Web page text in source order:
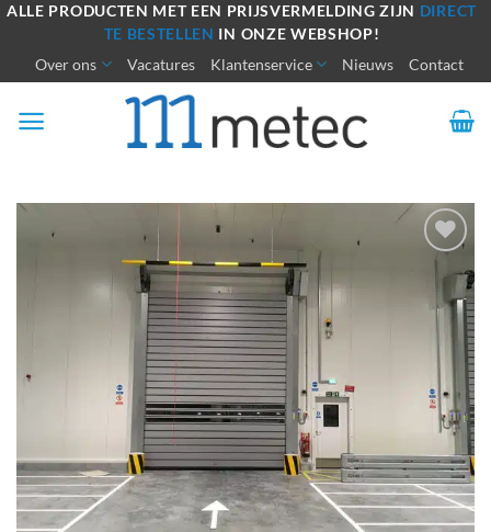
Ga
inhoud
ALLE PRODUCTEN MET EEN PRIJSVERMELDING ZIJN DIRECT
TE BESTELLEN IN ONZE WEBSHOP!
Over ons Vacatures Klantenservice Nieuws Contact